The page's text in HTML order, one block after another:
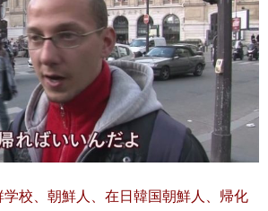
校、朝鮮人、在日韓国朝鮮人、帰化